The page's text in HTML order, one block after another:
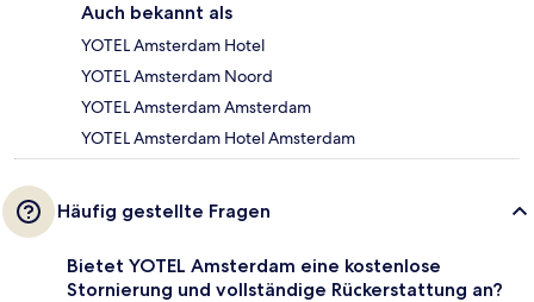
Auch bekannt als
YOTEL Amsterdam Hotel
YOTEL Amsterdam Noord
YOTEL Amsterdam Amsterdam
YOTEL Amsterdam Hotel Amsterdam
Häufig gestellte Fragen
Bietet YOTEL Amsterdam eine kostenlose
Stornierung und vollständige Rückerstattung an?